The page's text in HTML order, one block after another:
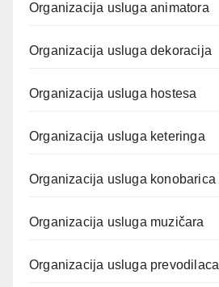
Organizacija usluga animatora
Organizacija usluga dekoracija
Organizacija usluga hostesa
Organizacija usluga keteringa
Organizacija usluga konobarica
Organizacija usluga muzičara
Organizacija usluga prevodilaca